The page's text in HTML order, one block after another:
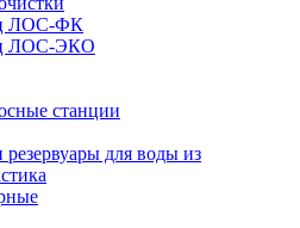
ЛОС-ФК
ЛОС-ЭКО
станции
резервуары для воды из